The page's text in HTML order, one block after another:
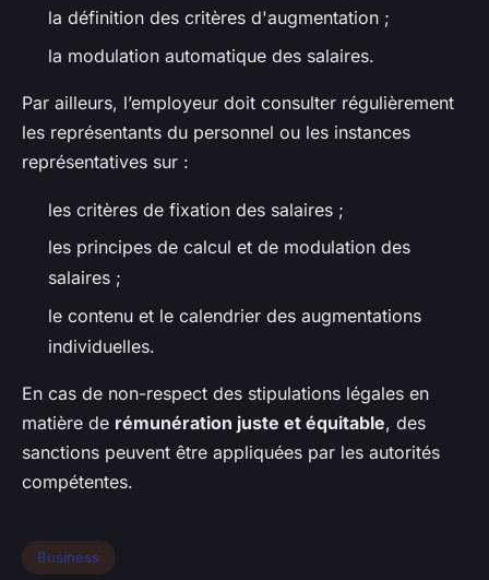
la définition des critères d'augmentation ;
la modulation automatique des salaires.
Par ailleurs, l’employeur doit consulter régulièrement
les représentants du personnel ou les instances
représentatives sur :
les critères de fixation des salaires ;
les principes de calcul et de modulation des
salaires ;
le contenu et le calendrier des augmentations
individuelles.
En cas de non-respect des stipulations légales en
matière de rémunération juste et équitable, des
sanctions peuvent être appliquées par les autorités
compétentes.
Business